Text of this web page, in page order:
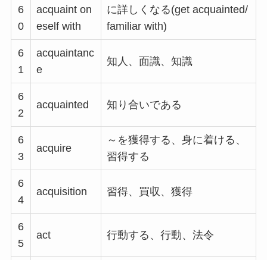
6
0
acquaint on
eself with
に詳しくなる(get acquainted/
familiar with)
6
1
acquaintanc
e
知人、面識、知識
6
2
acquainted 知り合いである
6
3
acquire
～を獲得する、身に着ける、
習得する
6
4
acquisition 習得、買収、獲得
6
5
act 行動する、行動、法令